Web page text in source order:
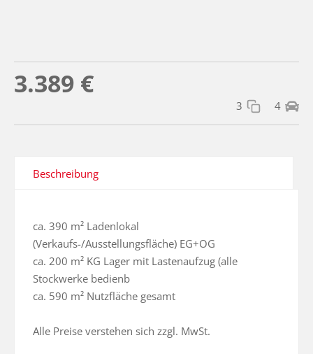
3.389 €
4
3
Beschreibung
ca. 390 m² Ladenlokal
(Verkaufs-/Ausstellungsfläche) EG+OG
ca. 200 m² KG Lager mit Lastenaufzug (alle
Stockwerke bedienb
ca. 590 m² Nutzfläche gesamt
Alle Preise verstehen sich zzgl. MwSt.